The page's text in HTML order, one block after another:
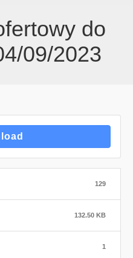
do
09/2023
129
132.50 KB
1